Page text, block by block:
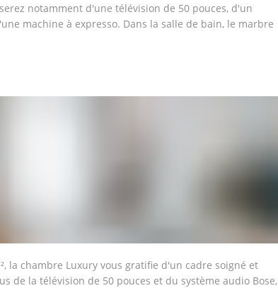
notamment d'une télévision de 50 pouces, d'un
machine à expresso. Dans la salle de bain, le marbre
la chambre Luxury vous gratifie d'un cadre soigné et
de la télévision de 50 pouces et du système audio Bose,